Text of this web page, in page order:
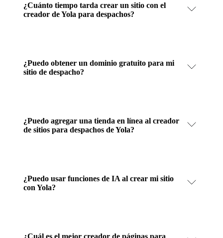
¿Cuánto tiempo tarda crear un sitio con el
creador de Yola para despachos?
¿Puedo obtener un dominio gratuito para mi
sitio de despacho?
¿Puedo agregar una tienda en línea al creador
de sitios para despachos de Yola?
¿Puedo usar funciones de IA al crear mi sitio
con Yola?
¿Cuál es el mejor creador de páginas para